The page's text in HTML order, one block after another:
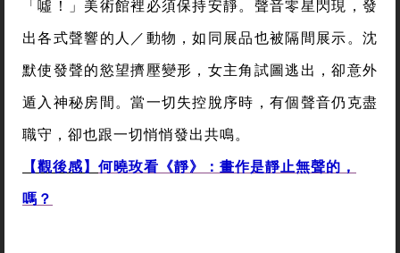
「噓！」美術館裡必須保持安靜。聲音零星閃現，發
出各式聲響的人／動物，如同展品也被隔間展示。沈
默使發聲的慾望擠壓變形，女主角試圖逃出，卻意外
遁入神秘房間。當一切失控脫序時，有個聲音仍克盡
職守，卻也跟一切悄悄發出共鳴。
【觀後感】 何曉玫看《靜》：畫作是靜止無聲的，
嗎？